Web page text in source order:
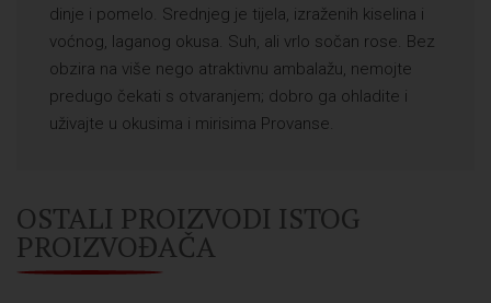
dinje i pomelo. Srednjeg je tijela, izraženih kiselina i
voćnog, laganog okusa. Suh, ali vrlo sočan rose. Bez
obzira na više nego atraktivnu ambalažu, nemojte
predugo čekati s otvaranjem; dobro ga ohladite i
uživajte u okusima i mirisima Provanse.
OSTALI PROIZVODI ISTOG
PROIZVOĐAČA